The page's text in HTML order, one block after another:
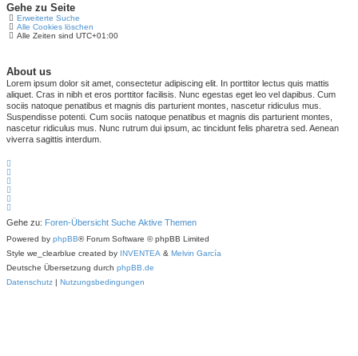
Gehe zu Seite
Erweiterte Suche
Alle Cookies löschen
Alle Zeiten sind UTC+01:00
About us
Lorem ipsum dolor sit amet, consectetur adipiscing elit. In porttitor lectus quis mattis
aliquet. Cras in nibh et eros porttitor facilisis. Nunc egestas eget leo vel dapibus. Cum
sociis natoque penatibus et magnis dis parturient montes, nascetur ridiculus mus.
Suspendisse potenti. Cum sociis natoque penatibus et magnis dis parturient montes,
nascetur ridiculus mus. Nunc rutrum dui ipsum, ac tincidunt felis pharetra sed. Aenean
viverra sagittis interdum.
Gehe zu: Foren-Übersicht Suche Aktive Themen
Powered by phpBB® Forum Software © phpBB Limited
Style we_clearblue created by INVENTEA & Melvin García
Deutsche Übersetzung durch phpBB.de
Datenschutz | Nutzungsbedingungen